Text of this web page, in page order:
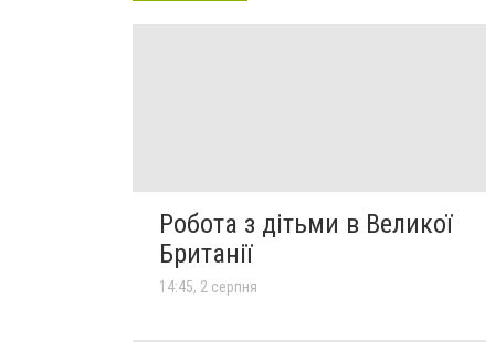
Робота з дітьми в Великої
Британії
14:45, 2 серпня